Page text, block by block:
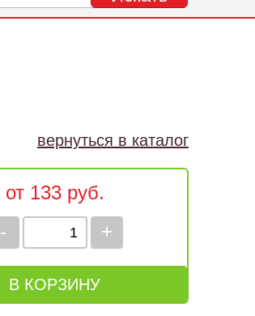
вернуться в каталог
от 133 руб.
+
-
В КОРЗИНУ